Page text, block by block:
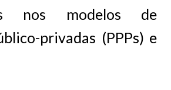
nos modelos de
privadas (PPPs) e